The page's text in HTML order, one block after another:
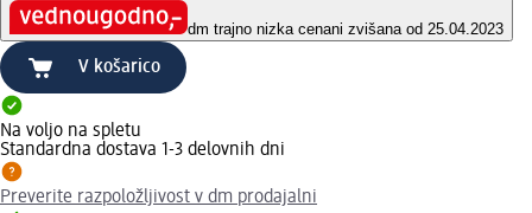
dm trajno nizka cenani zvišana od 25.04.2023
V košarico
Na voljo na spletu
Standardna dostava 1-3 delovnih dni
Preverite razpoložljivost v dm prodajalni